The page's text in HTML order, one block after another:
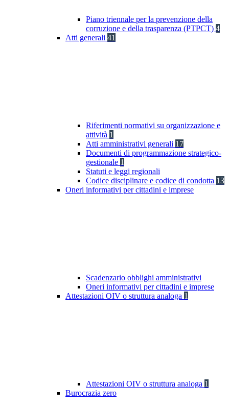
Piano triennale per la prevenzione della
corruzione e della trasparenza (PTPCT) 4
Atti generali 41
Riferimenti normativi su organizzazione e
attività 1
Atti amministrativi generali 17
Documenti di programmazione strategico-
gestionale 1
Statuti e leggi regionali
Codice disciplinare e codice di condotta 13
Oneri informativi per cittadini e imprese
Scadenzario obblighi amministrativi
Oneri informativi per cittadini e imprese
Attestazioni OIV o struttura analoga 1
Attestazioni OIV o struttura analoga 1
Burocrazia zero